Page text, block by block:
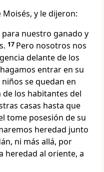
y le dijeron:
nuestro ganado y
17 Pero nosotros nos
delante de los
entrar en su
se quedan en
los habitantes del
casas hasta que
tome posesión de su
heredad junto
ni más allá, por
heredad al oriente, a